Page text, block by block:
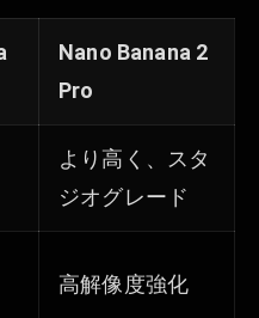
Nano Banana 2
Pro
より高く、スタ
ジオグレード
高解像度強化